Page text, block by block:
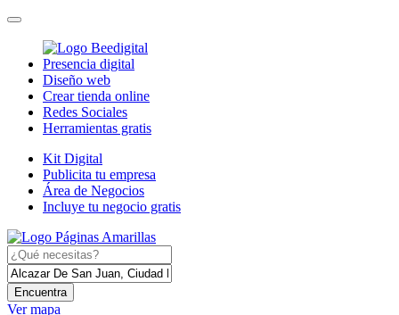
Presencia digital
Diseño web
Crear tienda online
Redes Sociales
Herramientas gratis
Kit Digital
Publicita tu empresa
Área de Negocios
Incluye tu negocio gratis
Encuentra
Ver mapa